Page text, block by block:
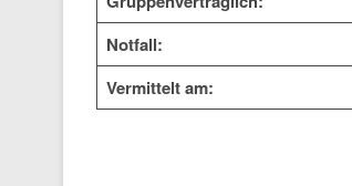
Notfall:
Vermittelt am: